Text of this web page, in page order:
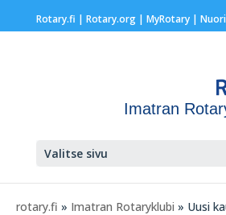
Rotary.fi | Rotary.org| MyRotary |
Imatran
Valitse sivu
rotary.fi » Imatran Rotaryklubi » Uusi